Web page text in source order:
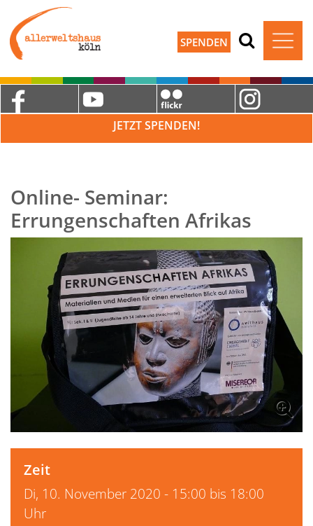
SPENDEN
JETZT SPENDEN!
Online- Seminar:
Errungenschaften Afrikas
Zeit
Di, 10. November 2020 - 15:00 bis 18:00
Uhr